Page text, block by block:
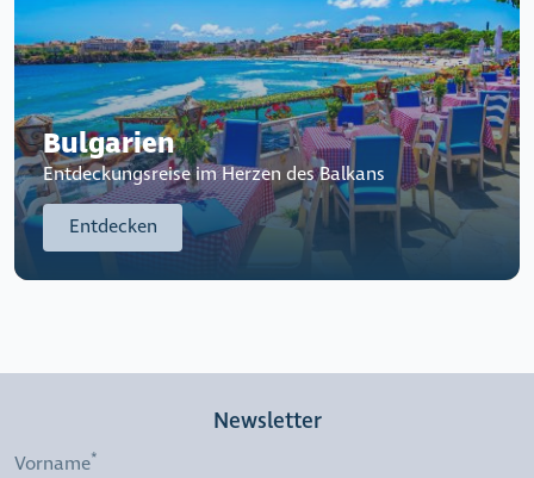
Bulgarien
Entdeckungsreise im Herzen des Balkans
Entdecken
Newsletter
Vorname